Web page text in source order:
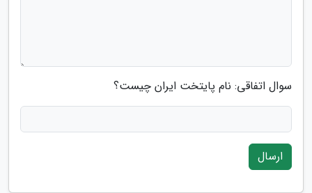
سوال اتفاقی: نام پایتخت ایران چیست؟
ارسال